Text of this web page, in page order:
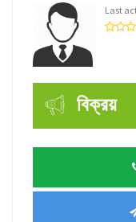
Last
বিক্রয়